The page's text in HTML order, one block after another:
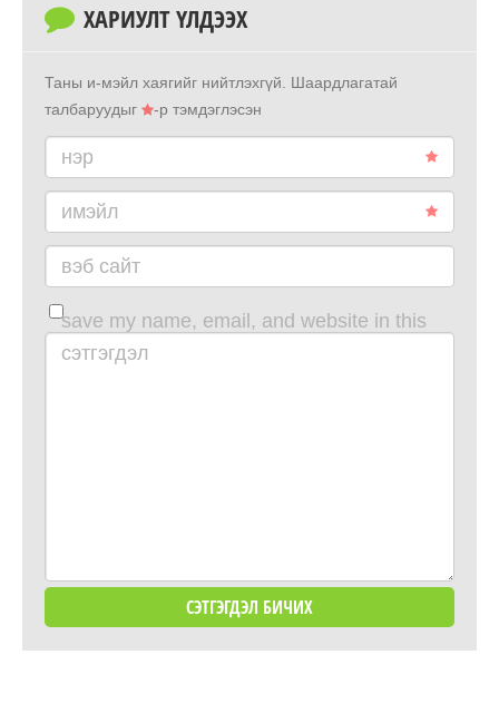
ХАРИУЛТ ҮЛДЭЭХ
Таны и-мэйл хаягийг нийтлэхгүй.
Шаардлагатай
талбаруудыг
-р тэмдэглэсэн
нэр
имэйл
вэб сайт
save my name, email, and website in this
browser for the next time i comment.
сэтгэгдэл